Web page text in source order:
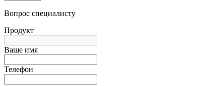
Вопрос специалисту
Продукт
Ваше имя
Телефон